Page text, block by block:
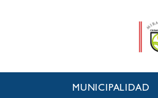
MUNICIPALIDAD